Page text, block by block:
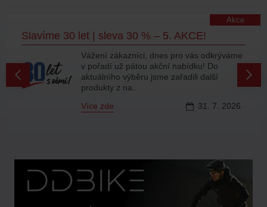
Slavíme 30 let | sleva 30 % – 5. AKCE!
Akce
31. 7. 2026
Vážení zákazníci, dnes pro vás odkrýváme
v pořadí už pátou akční nabídku! Do
aktuálního výběru jsme zařadili další
produkty z na..
Více zde